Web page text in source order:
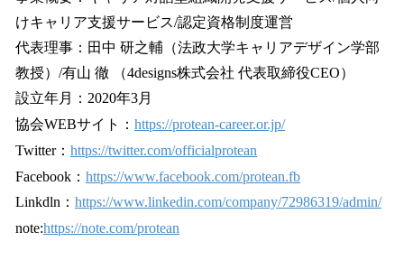
けキャリア支援サービス/認定資格制度運営
代表理事：田中 研之輔（法政大学キャリアデザイン学部
教授）/有山 徹 （4designs株式会社 代表取締役CEO）
設立年月：2020年3月
協会WEBサイト： https://protean-career.or.jp/
Twitter： https://twitter.com/officialprotean
Facebook： https://www.facebook.com/protean.fb
Linkdln： https://www.linkedin.com/company/72986319/admin/
note:https://note.com/protean